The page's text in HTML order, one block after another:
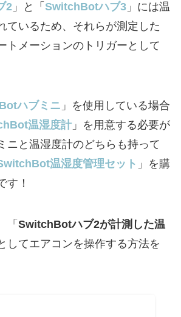
2」と「 SwitchBotハブ3」には温
ているため、それらが測定した
トメーションのトリガーとして
ハブミニ 」を使用している場合
温湿度計」を用意する必要が
ニと温湿度計のどちらも持って
温湿度管理セット 」を購
す！
「 SwitchBotハブ2が計測した温
してエアコンを操作する方法を